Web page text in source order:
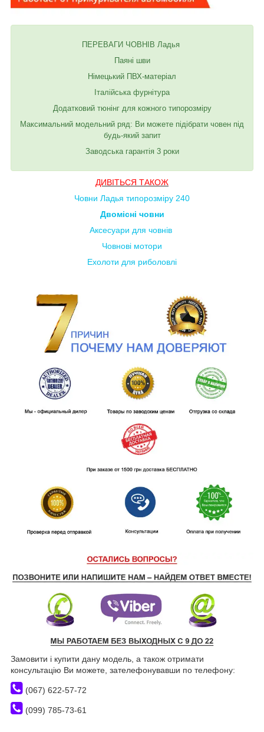
ПЕРЕВАГИ ЧОВНІВ Ладья
Паяні шви
Німецький ПВХ-матеріал
Італійська фурнітура
Додатковий тюнінг для кожного типорозміру
Максимальний модельний ряд: Ви можете підібрати човен під
будь-який запит
Заводська гарантія 3 роки
ДИВІТЬСЯ ТАКОЖ
Човни Ладья типорозміру 240
Двомісні човни
Аксесуари для човнів
Човнові мотори
Ехолоти для риболовлі
Замовити і купити дану модель, а також отримати
консультацію Ви можете, зателефонувавши по телефону:
(067) 622-57-72
(099) 785-73-61